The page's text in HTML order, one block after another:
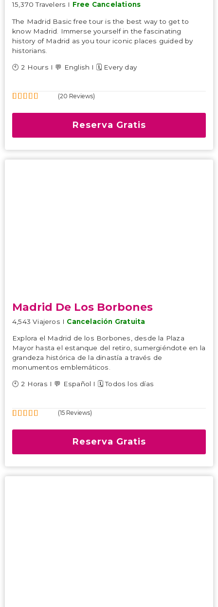
15,370 Travelers I Free Cancelations
The Madrid Basic free tour is the best way to get to
know Madrid. Immerse yourself in the fascinating
history of Madrid as you tour iconic places guided by
historians.
🕙 2 Hours I 💬 English I 🗓️ Every day
(20 Reviews)
Reserva Gratis
Madrid De Los Borbones
4,543 Viajeros I Cancelación Gratuita
Explora el Madrid de los Borbones, desde la Plaza
Mayor hasta el estanque del retiro, sumergiéndote en la
grandeza histórica de la dinastía a través de
monumentos emblemáticos.
🕙 2 Horas I 💬 Español I 🗓️ Todos los días
(15 Reviews)
Reserva Gratis